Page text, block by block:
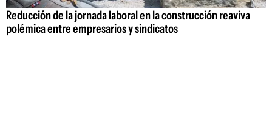
Reducción de la jornada laboral en la construcción reaviva
polémica entre empresarios y sindicatos